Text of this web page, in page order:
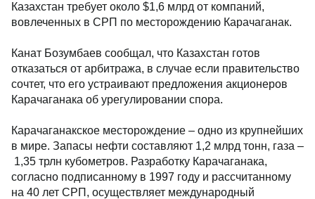
Казахстан требует около $1,6 млрд от компаний,
вовлеченных в СРП по месторождению Карачаганак.
Канат Бозумбаев сообщал, что Казахстан готов
отказаться от арбитража, в случае если правительство
сочтет, что его устраивают предложения акционеров
Карачаганака об урегулировании спора.
Карачаганакское месторождение – одно из крупнейших
в мире. Запасы нефти составляют 1,2 млрд тонн, газа –
1,35 трлн кубометров. Разработку Карачаганака,
согласно подписанному в 1997 году и рассчитанному
на 40 лет СРП, осуществляет международный